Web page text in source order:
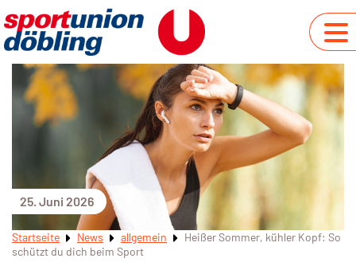
25. Juni 2026
Startseite News allgemein
Heißer Sommer, kühler Kopf: So
schützt du dich beim Sport